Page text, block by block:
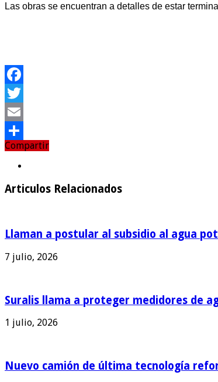
Las obras se encuentran a detalles de estar
Facebook
Twitter
Email
Compartir
Compartir
Articulos Relacionados
Llaman a postular al subsidio al agua
7 julio, 2026
Suralis llama a proteger medidores de
1 julio, 2026
Nuevo camión de última tecnología